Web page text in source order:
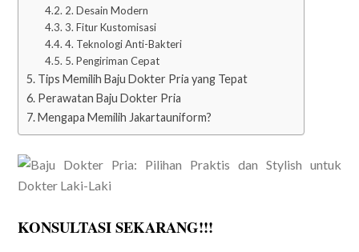
2. Desain Modern
3. Fitur Kustomisasi
4. Teknologi Anti-Bakteri
5. Pengiriman Cepat
Tips Memilih Baju Dokter Pria yang Tepat
Perawatan Baju Dokter Pria
Mengapa Memilih Jakartauniform?
KONSULTASI SEKARANG!!!